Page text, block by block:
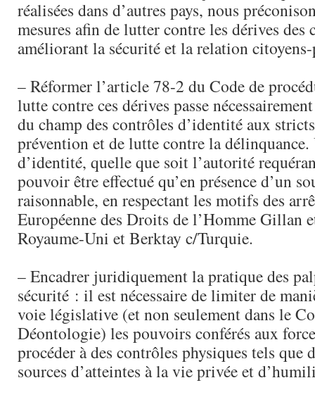
réalisées dans d’autres pays, nous
mesures afin de lutter contre les dérives des
améliorant la sécurité et la relation
– Réformer l’article 78-2 du Code de
lutte contre ces dérives passe
du champ des contrôles d’identité aux
prévention et de lutte contre la
d’identité, quelle que soit l’autorité
pouvoir être effectué qu’en présence d’un
raisonnable, en respectant les motifs des
Européenne des Droits de l’Homme Gillan
Royaume-Uni et Berktay c/Turquie.
– Encadrer juridiquement la pratique des
sécurité : il est nécessaire de limiter de
voie législative (et non seulement dans le
Déontologie) les pouvoirs conférés aux
procéder à des contrôles physiques tels que
sources d’atteintes à la vie privée et